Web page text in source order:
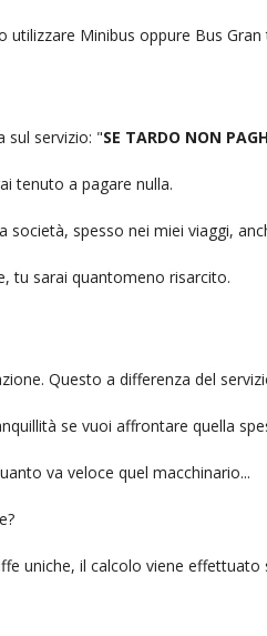
utilizzare Minibus oppure Bus Gran
sul servizio: "SE TARDO NON
tenuto a pagare nulla.
spesso nei miei viaggi,
tu sarai quantomeno risarcito.
Questo a differenza del
se vuoi affrontare quella
va veloce quel macchinario...
uniche, il calcolo viene effettuato